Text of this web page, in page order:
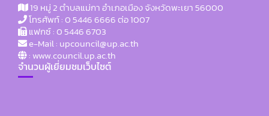
19 หมู่ 2 ตำบลแม่กา อำเภอเมือง จังหวัดพะเยา 56000
โทรศัพท์ : 0 5446 6666 ต่อ 1007
แฟกซ์ : 0 5446 6703
e-Mail : upcouncil@up.ac.th
: www.council.up.ac.th
จำนวนผู้เยี่ยมชมเว็บไซต์